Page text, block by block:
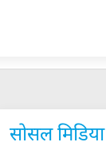
सोसल मिडिया